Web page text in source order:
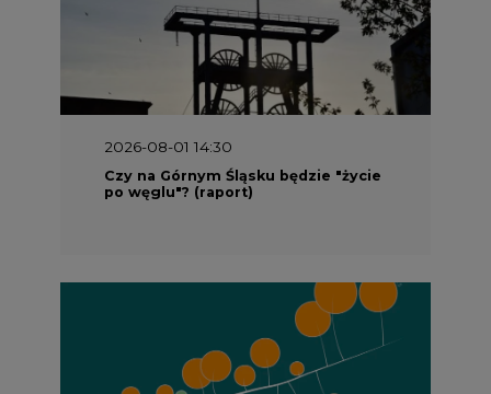
2026-08-01 14:30
Czy na Górnym Śląsku będzie "życie
po węglu"? (raport)